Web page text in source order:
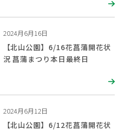
2024月6月16日
【北山公園】6/16花菖蒲開花状
況 菖蒲まつり本日最終日
2024月6月12日
【北山公園】6/12花菖蒲開花状